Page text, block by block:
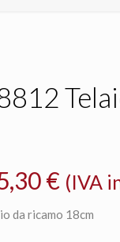
€Il
prezzo
attuale
(IVA
da ricamo 18cm